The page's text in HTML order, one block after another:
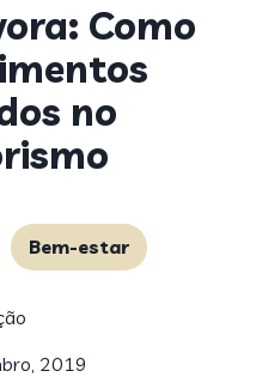
Como
no
Bem-estar
2019